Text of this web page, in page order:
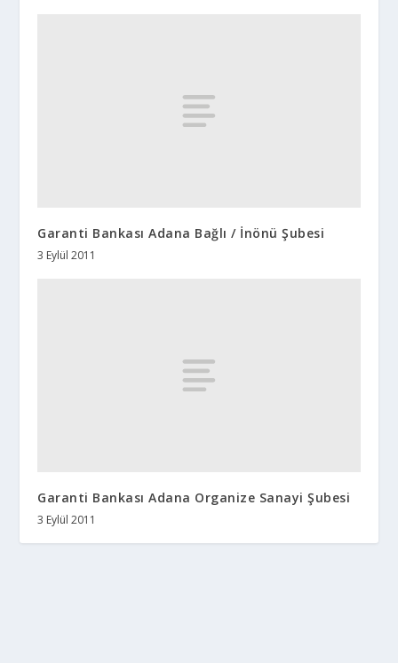
Garanti Bankası Adana Bağlı / İnönü Şubesi
3 Eylül 2011
Garanti Bankası Adana Organize Sanayi Şubesi
3 Eylül 2011